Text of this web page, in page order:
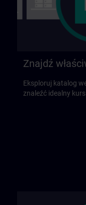
Znajdź
Eksploruj katalog
znaleźć idealny kurs